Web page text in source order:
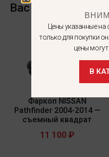
Вас может
Фаркоп NISSAN
Pathfinder 2004-2014 —
съемный квадрат
11 100 ₽
Цены указанные на
только для покупки
цены
В